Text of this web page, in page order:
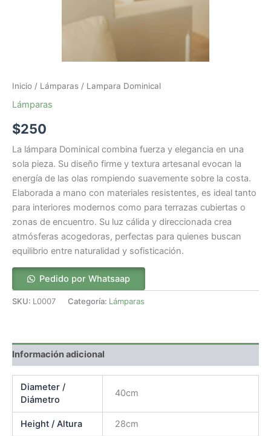
Inicio / Lámparas / Lampara Dominical
Lámparas
$250
La lámpara Dominical combina fuerza y elegancia en una
sola pieza. Su diseño firme y textura artesanal evocan la
energía de las olas rompiendo suavemente sobre la costa.
Elaborada a mano con materiales resistentes, es ideal tanto
para interiores modernos como para terrazas cubiertas o
zonas de encuentro. Su luz cálida y direccionada crea
atmósferas acogedoras, perfectas para quienes buscan
equilibrio entre naturalidad y sofisticación.
Pedido por Whatsaap
SKU: L0007 Categoría: Lámparas
Información adicional
Diameter /
Diámetro
40cm
Height / Altura 28cm